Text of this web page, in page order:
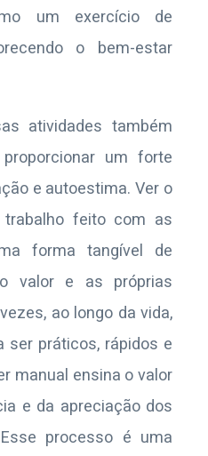
um exercício de
o bem-estar
atividades também
um forte
e autoestima. Ver o
feito com as
forma tangível de
valor e as próprias
ao longo da vida,
ser práticos, rápidos e
manual ensina o valor
e da apreciação dos
processo é uma